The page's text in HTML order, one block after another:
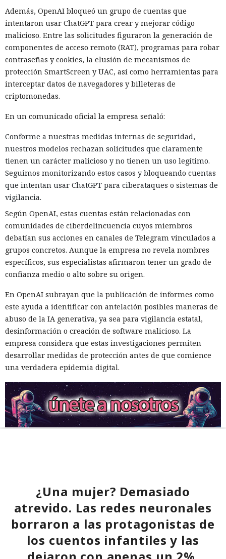
Además, OpenAI bloqueó un grupo de cuentas que
intentaron usar ChatGPT para crear y mejorar código
malicioso. Entre las solicitudes figuraron la generación de
componentes de acceso remoto (RAT), programas para robar
contraseñas y cookies, la elusión de mecanismos de
protección SmartScreen y UAC, así como herramientas para
interceptar datos de navegadores y billeteras de
criptomonedas.
En un comunicado oficial la empresa señaló:
Conforme a nuestras medidas internas de seguridad,
nuestros modelos rechazan solicitudes que claramente
tienen un carácter malicioso y no tienen un uso legítimo.
Seguimos monitorizando estos casos y bloqueando cuentas
que intentan usar ChatGPT para ciberataques o sistemas de
vigilancia.
Según OpenAI, estas cuentas están relacionadas con
comunidades de ciberdelincuencia cuyos miembros
debatían sus acciones en canales de Telegram vinculados a
grupos concretos. Aunque la empresa no revela nombres
específicos, sus especialistas afirmaron tener un grado de
confianza medio o alto sobre su origen.
En OpenAI subrayan que la publicación de informes como
este ayuda a identificar con antelación posibles maneras de
abuso de la IA generativa, ya sea para vigilancia estatal,
desinformación o creación de software malicioso. La
empresa considera que estas investigaciones permiten
desarrollar medidas de protección antes de que comience
una verdadera epidemia digital.
¿Una mujer? Demasiado
atrevido. Las redes neuronales
borraron a las protagonistas de
los cuentos infantiles y las